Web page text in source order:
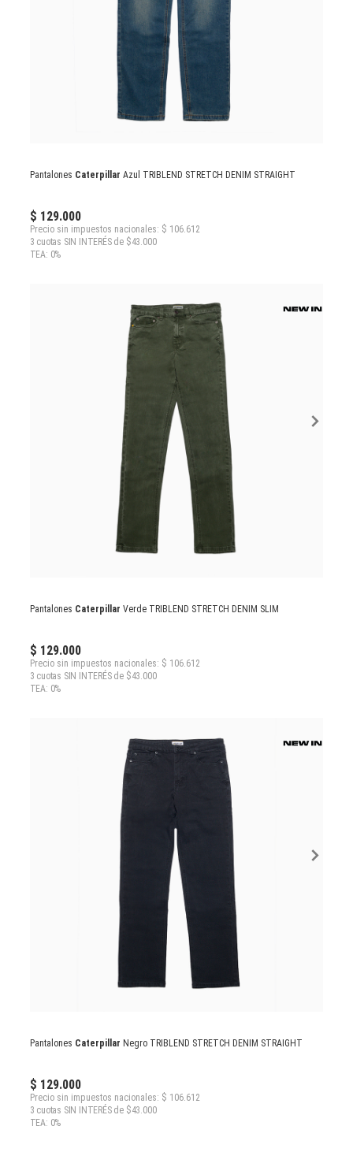
Pantalones Caterpillar Azul TRIBLEND STRETCH DENIM STRAIGHT
$ 129.000
Precio sin impuestos nacionales: $ 106.612
3 cuotas SIN INTERÉS de $43.000
TEA: 0%
Pantalones Caterpillar Verde TRIBLEND STRETCH DENIM SLIM
$ 129.000
Precio sin impuestos nacionales: $ 106.612
3 cuotas SIN INTERÉS de $43.000
TEA: 0%
Pantalones Caterpillar Negro TRIBLEND STRETCH DENIM STRAIGHT
$ 129.000
Precio sin impuestos nacionales: $ 106.612
3 cuotas SIN INTERÉS de $43.000
TEA: 0%